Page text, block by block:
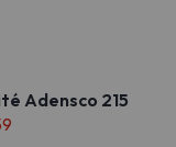
Adensco 215